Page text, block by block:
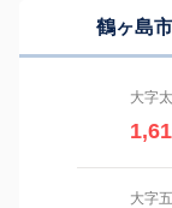
鶴ヶ島
大字
大字